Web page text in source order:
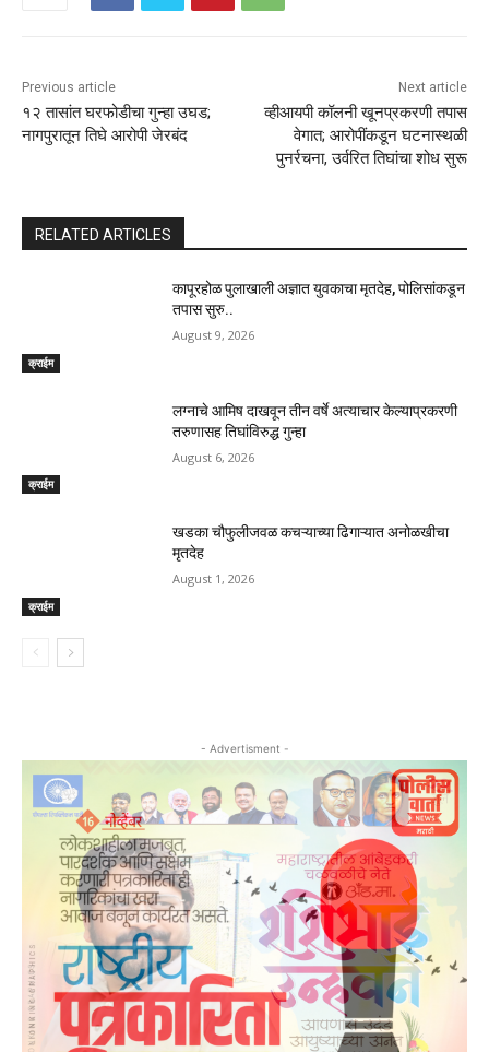
Previous article
१२ तासांत घरफोडीचा गुन्हा उघड;
नागपुरातून तिघे आरोपी जेरबंद
Next article
व्हीआयपी कॉलनी खूनप्रकरणी तपास
वेगात; आरोपींकडून घटनास्थळी
पुनर्रचना, उर्वरित तिघांचा शोध सुरू
RELATED ARTICLES
क्राईम
कापूरहोळ पुलाखाली अज्ञात युवकाचा मृतदेह, पोलिसांकडून
तपास सुरु..
August 9, 2026
क्राईम
लग्नाचे आमिष दाखवून तीन वर्षे अत्याचार केल्याप्रकरणी
तरुणासह तिघांविरुद्ध गुन्हा
August 6, 2026
क्राईम
खडका चौफुलीजवळ कचऱ्याच्या ढिगाऱ्यात अनोळखीचा
मृतदेह
August 1, 2026
- Advertisment -